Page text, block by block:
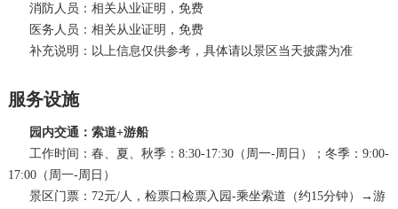
消防人员：相关从业证明，免费
医务人员：相关从业证明，免费
补充说明：以上信息仅供参考，具体请以景区当天披露为准
服务设施
园内交通 ：索道+游船
工作时间：春、夏、秋季：8:30-17:30（周一-周日）；冬季：9:00-
17:00（周一-周日）
景区门票：72元/人，检票口检票入园-乘坐索道（约15分钟）→游